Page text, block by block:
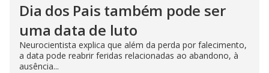
Dia dos Pais também pode ser
uma data de luto
Neurocientista explica que além da perda por falecimento,
a data pode reabrir feridas relacionadas ao abandono, à
ausência...